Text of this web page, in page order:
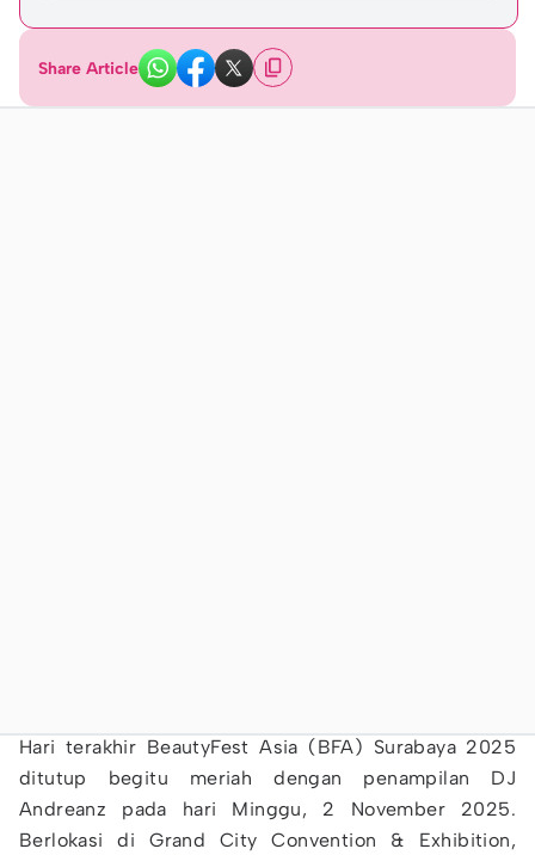
Share Article
Hari terakhir BeautyFest Asia (BFA) Surabaya 2025
ditutup begitu meriah dengan penampilan DJ
Andreanz pada hari Minggu, 2 November 2025.
Berlokasi di Grand City Convention & Exhibition,